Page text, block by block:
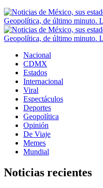
Nacional
CDMX
Estados
Internacional
Viral
Espectáculos
Deportes
Geopolítica
Opinión
De Viaje
Memes
Mundial
Noticias recientes